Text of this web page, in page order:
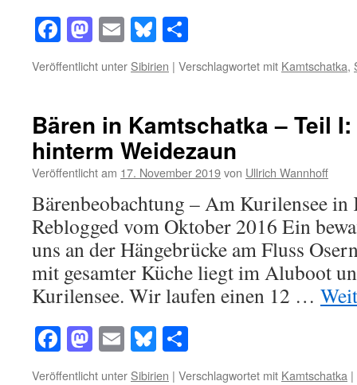
Facebook
Mastodon
EmailBluesky
Veröffentlicht unter Sibirien | Verschlagwortet mit Kamtschatka,
Bären in Kamtschatka – Teil
hinterm Weidezaun
Veröffentlicht am 17. November 2019von Ullrich Wannhoff
Bärenbeobachtung – Am Kurilensee in
Reblogged vom Oktober 2016 Ein
uns an der Hängebrücke am Fluss
mit gesamter Küche liegt im Aluboot
Kurilensee. Wir laufen einen 12 …
Facebook
Mastodon
EmailBluesky
Veröffentlicht unter Sibirien | Verschlagwortet mit Kamtschatka |